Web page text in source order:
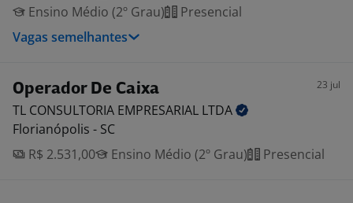
Ensino Médio (2º Grau)
Presencial
Vagas semelhantes
Operador De Caixa 23 jul
TL CONSULTORIA EMPRESARIAL LTDA
Florianópolis - SC
R$ 2.531,00
Ensino Médio (2º Grau) Presencial